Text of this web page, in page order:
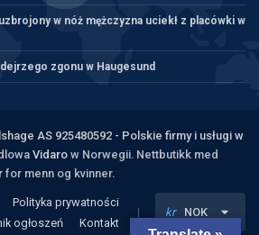
w nóż mężczyzna uciekł z placówki w
zgonu w Haugesund
AS 925480592 - Polskie firmy i usługi w
Vidaro w Norwegii. Nettbutikk med
for menn og kvinner.
Polityka prywatności
ogłoszeń
Kontakt
kr NOK